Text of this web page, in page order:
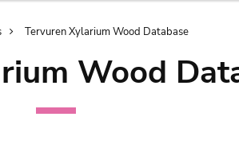
Tervuren Xylarium Wood Database
Wood